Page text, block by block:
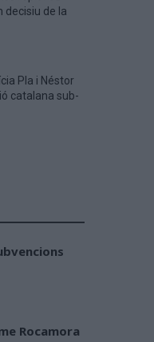
decisiu de la
Pla i Néstor
catalana sub-
Rocamora